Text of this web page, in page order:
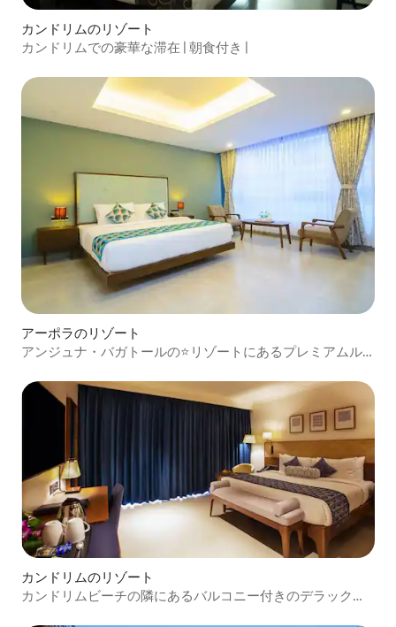
カンドリムのリゾート
カンドリムでの豪華な滞在 | 朝食付き |
アーポラのリゾート
アンジュナ・バガトールの⭐️リゾートにあるプレミアムル
カンドリムのリゾート
カンドリムビーチの隣にあるバルコニー付きのデラックス